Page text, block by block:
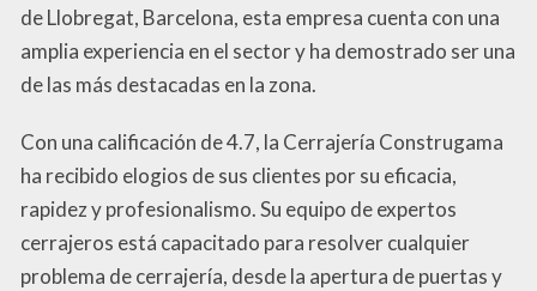
de Llobregat, Barcelona, esta empresa cuenta con una
amplia experiencia en el sector y ha demostrado ser una
de las más destacadas en la zona.
Con una calificación de 4.7, la Cerrajería Construgama
ha recibido elogios de sus clientes por su eficacia,
rapidez y profesionalismo. Su equipo de expertos
cerrajeros está capacitado para resolver cualquier
problema de cerrajería, desde la apertura de puertas y